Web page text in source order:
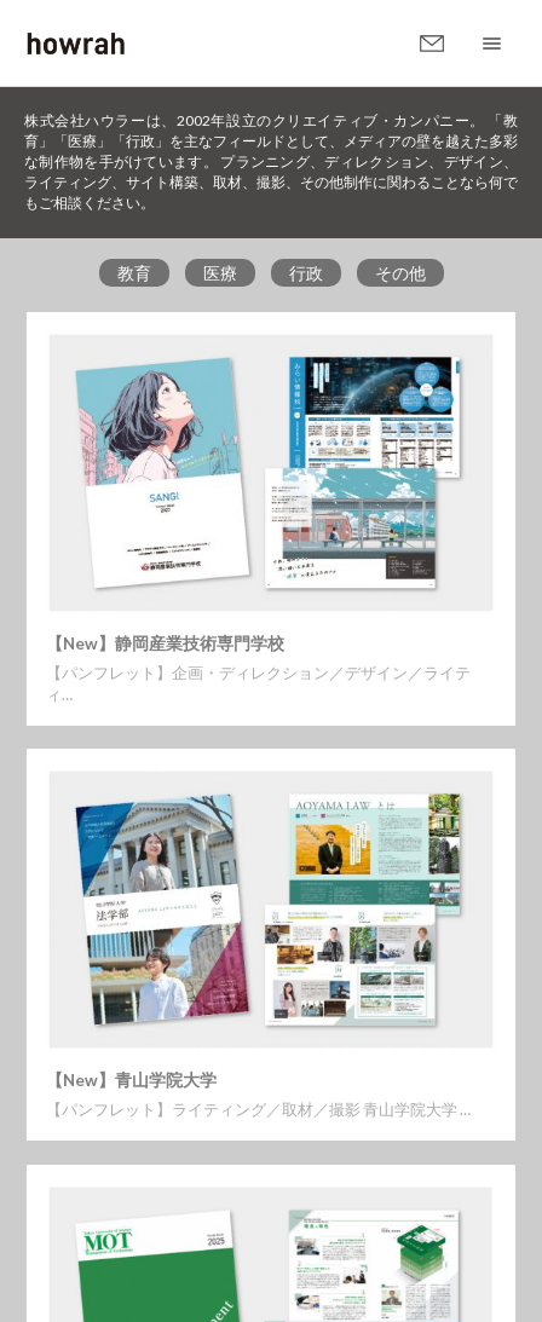
株式会社ハウラーは、2002年設立のクリエイティブ・カンパニー。 「教
育」「医療」「行政」を主なフィールドとして、メディアの壁を越えた多彩
な制作物を手がけています。 プランニング、ディレクション、デザイン、
ライティング、サイト構築、取材、撮影、その他制作に関わることなら何で
もご相談ください。
教育 医療 行政 その他
【New】静岡産業技術専門学校
【パンフレット】企画・ディレクション／デザイン／ライテ
ィ…
【New】青山学院大学
【パンフレット】ライティング／取材／撮影 青山学院大学 …